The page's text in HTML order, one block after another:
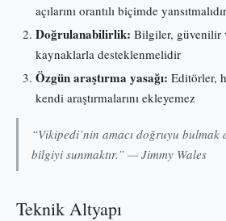
açılarını orantılı biçimde yansıtmalıdır
Doğrulanabilirlik: Bilgiler, güvenilir
kaynaklarla desteklenmelidir
Özgün araştırma yasağı: Editörler,
kendi araştırmalarını ekleyemez
“Vikipedi’nin amacı doğruyu
bilgiyi sunmaktır.” — Jimmy Wales
Teknik Altyapı